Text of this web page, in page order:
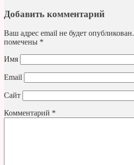
Добавить комментарий
Ваш адрес email не будет опубликован.
помечены *
Имя
Email
Сайт
Комментарий *